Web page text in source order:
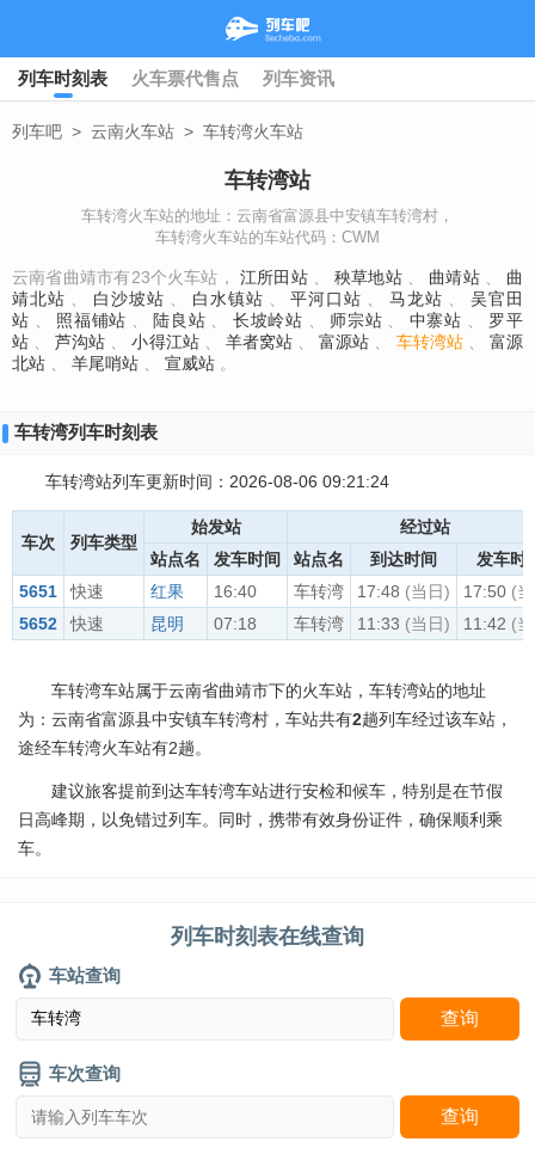
列车时刻表 火车票代售点 列车资讯
列车吧 > 云南火车站 > 车转湾火车站
车转湾站
车转湾火车站的地址：云南省富源县中安镇车转湾村，
车转湾火车站的车站代码：CWM
云南省曲靖市有23个火车站， 江所田站 秧草地站 曲靖站
曲
靖北站
白沙坡站 白水镇站 平河口站 马龙站
吴官田
站
照福铺站 陆良站 长坡岭站 师宗站 中寨站
罗平
站
芦沟站 小得江站 羊者窝站 富源站 车转湾站
富源
北站
羊尾哨站 宣威站 。
车转湾列车时刻表
车转湾站列车更新时间：2026-08-06 09:21:24
车次 列车类型
始发站
经过站
站点名
发车时间 站点名 到达时间
发车时
5651
快速 红果 16:40 车转湾 17:48 (当日) 17:50 (
5652
快速 昆明 07:18 车转湾 11:33 (当日) 11:42 (
车转湾车站属于云南省曲靖市下的火车站，车转湾站的地址
为：云南省富源县中安镇车转湾村，车站共有2趟列车经过该车站，
途经车转湾火车站有2趟。
建议旅客提前到达车转湾车站进行安检和候车，特别是在节假
日高峰期，以免错过列车。同时，携带有效身份证件，确保顺利乘
车。
列车时刻表在线查询
车站查询
车次查询